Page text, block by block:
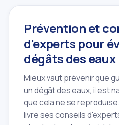
Prévention et
d'experts pour
dégâts des
Mieux vaut prévenir que
un dégât des eaux, il est
que cela ne se
livre ses conseils